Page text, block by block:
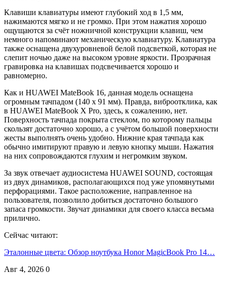
Клавиши клавиатуры имеют глубокий ход в 1,5 мм,
нажимаются мягко и не громко. При этом нажатия хорошо
ощущаются за счёт ножничной конструкции клавиш, чем
немного напоминают механическую клавиатуру. Клавиатура
также оснащена двухуровневой белой подсветкой, которая не
слепит ночью даже на высоком уровне яркости. Прозрачная
гравировка на клавишах подсвечивается хорошо и
равномерно.
Как и HUAWEI MateBook 16, данная модель оснащена
огромным тачпадом (140 х 91 мм). Правда, виброотклика, как
в HUAWEI MateBook X Pro, здесь, к сожалению, нет.
Поверхность тачпада покрыта стеклом, по которому пальцы
скользят достаточно хорошо, а с учётом большой поверхности
жесты выполнять очень удобно. Нижние края тачпада как
обычно имитируют правую и левую кнопку мыши. Нажатия
на них сопровождаются глухим и негромким звуком.
За звук отвечает аудиосистема HUAWEI SOUND, состоящая
из двух динамиков, располагающихся под уже упомянутыми
перфорациями. Такое расположение, направленное на
пользователя, позволило добиться достаточно большого
запаса громкости. Звучат динамики для своего класса весьма
прилично.
Сейчас читают:
Эталонные цвета: Обзор ноутбука Honor MagicBook Pro 14…
Авг 4, 2026 0